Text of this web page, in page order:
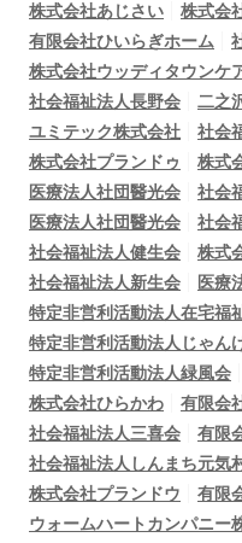
株式会社あじさい
株式会
有限会社ひいらぎホーム
株式会社ウッディタウンケ
社会福祉法人長野会
二之
ユミテック株式会社
社会
株式会社プランドゥ
株式
医療法人社団醫光会
社会
医療法人社団醫光会
社会
社会福祉法人健生会
株式
社会福祉法人新生会
医療
特定非営利活動法人在宅福
特定非営利活動法人じゃん
特定非営利活動法人緑風会
株式会社ひらかわ
有限会
社会福祉法人三喜会
有限
社会福祉法人しんまち元気
株式会社プランドウ
有限
ウォームハートカンパニー